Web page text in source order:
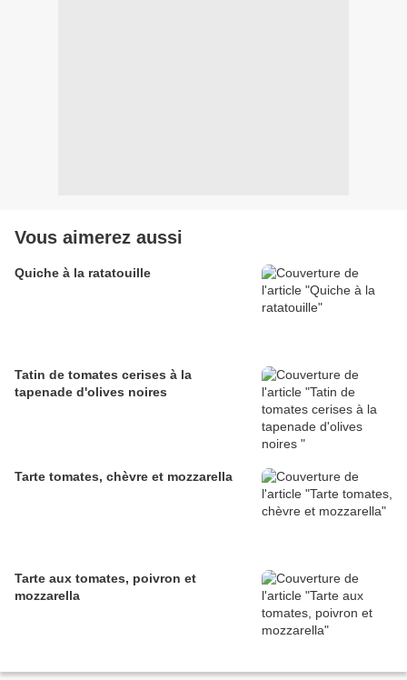
Vous aimerez aussi
Quiche à la ratatouille
Tatin de tomates cerises à la
tapenade d'olives noires
Tarte tomates, chèvre et mozzarella
Tarte aux tomates, poivron et
mozzarella